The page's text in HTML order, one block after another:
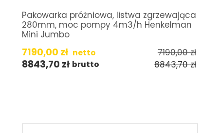
Pakowarka próżniowa, listwa zgrzewająca
280mm, moc pompy 4m3/h Henkelman
Mini Jumbo
7190,00 zł netto 7190,00zł
8843,70 zł brutto 8843,70zł